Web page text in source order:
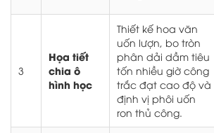
3
Họa tiết
chia ô
hình học
Thiết kế hoa văn
uốn lượn, bo tròn
phân dải dầm tiêu
tốn nhiều giờ công
trắc đạt cao độ và
định vị phôi uốn
ron thủ công.